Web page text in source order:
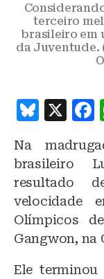
terceiro
brasileiro em
da
B
e
s
k
y
X
o
Na
brasileiro
resultado
velocidade
Olímpicos
Gangwon, na
Ele terminou